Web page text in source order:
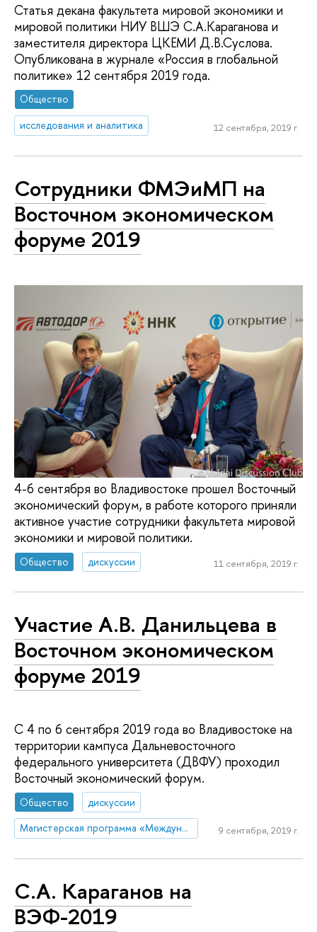
Статья декана факультета мировой экономики и
мировой политики НИУ ВШЭ С.А.Караганова и
заместителя директора ЦКЕМИ Д.В.Суслова.
Опубликована в журнале «Россия в глобальной
политике» 12 сентября 2019 года.
Общество
исследования и аналитика
12 сентября, 2019 г.
Сотрудники ФМЭиМП на
Восточном экономическом
форуме 2019
4-6 сентября во Владивостоке прошел Восточный
экономический форум, в работе которого приняли
активное участие сотрудники факультета мировой
экономики и мировой политики.
Общество дискуссии 11 сентября, 2019 г.
Участие А.В. Данильцева в
Восточном экономическом
форуме 2019
С 4 по 6 сентября 2019 года во Владивостоке на
территории кампуса Дальневосточного
федерального университета (ДВФУ) проходил
Восточный экономический форум.
Общество
дискуссии
Магистерская программа «Международная торговая политика»
9 сентября, 2019 г.
С.А. Караганов на
ВЭФ-2019